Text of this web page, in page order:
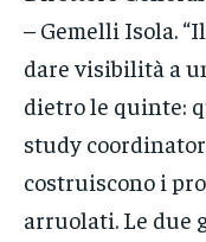
– Gemelli Isola.
dare visibilità a
dietro le quinte:
study
costruiscono i
arruolati. Le due